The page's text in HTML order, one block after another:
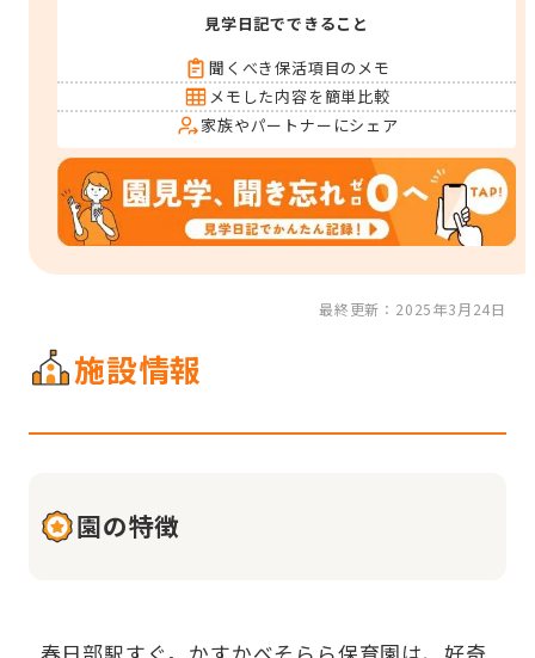
見学日記でできること
聞くべき保活項目のメモ
メモした内容を簡単比較
家族やパートナーにシェア
最終更新：2025年3月24日
施設情報
園の特徴